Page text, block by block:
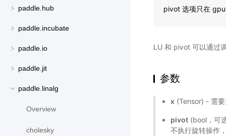
paddle.hub
paddle.incubate
paddle.io
paddle.jit
paddle.linalg
Overview
cholesky
pivot 选项只在
LU 和 pivot 可以通过
参数
x (Tensor) - 需
pivot (bool，可
不执行旋转操作